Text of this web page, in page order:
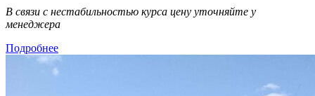
В связи с нестабильностью курса цену уточняйте у
менеджера
Подробнее